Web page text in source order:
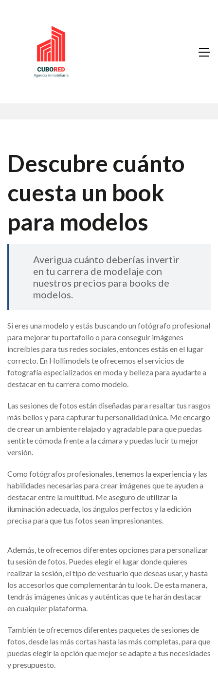
Descubre cuánto
cuesta un book
para modelos
Averigua cuánto deberías invertir
en tu carrera de modelaje con
nuestros precios para books de
modelos.
Si eres una modelo y estás buscando un fotógrafo profesional
para mejorar tu portafolio o para conseguir imágenes
increíbles para tus redes sociales, entonces estás en el lugar
correcto. En Hollimodels te ofrecemos el servicios de
fotografía especializados en moda y belleza para ayudarte a
destacar en tu carrera como modelo.
Las sesiones de fotos están diseñadas para resaltar tus rasgos
más bellos y para capturar tu personalidad única. Me encargo
de crear un ambiente relajado y agradable para que puedas
sentirte cómoda frente a la cámara y puedas lucir tu mejor
versión.
Como fotógrafos profesionales, tenemos la experiencia y las
habilidades necesarias para crear imágenes que te ayuden a
destacar entre la multitud. Me aseguro de utilizar la
iluminación adecuada, los ángulos perfectos y la edición
precisa para que tus fotos sean impresionantes.
Además, te ofrecemos diferentes opciones para personalizar
tu sesión de fotos. Puedes elegir el lugar donde quieres
realizar la sesión, el tipo de vestuario que deseas usar, y hasta
los accesorios que complementarán tu look. De esta manera,
tendrás imágenes únicas y auténticas que te harán destacar
en cualquier plataforma.
También te ofrecemos diferentes paquetes de sesiones de
fotos, desde las más cortas hasta las más completas, para que
puedas elegir la opción que mejor se adapte a tus necesidades
y presupuesto.